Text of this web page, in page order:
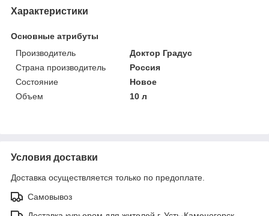
Характеристики
Основные атрибуты
Производитель
Доктор Градус
Страна производитель
Россия
Состояние
Новое
Объем
10 л
Условия доставки
Доставка осуществляется только по предоплате.
Самовывоз